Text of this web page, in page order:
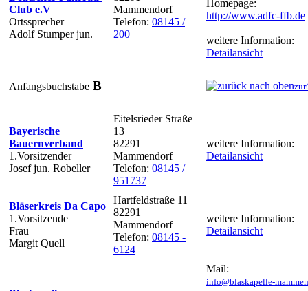
Club e.V
Ortssprecher
Adolf Stumper jun.
Mammendorf
Telefon: 08145 /
200
Homepage:
http://www.adfc-ffb.de
weitere Information:
Detailansicht
Anfangsbuchstabe B
Bayerische
Bauernverband
1.Vorsitzender
Josef jun. Robeller
Eitelsrieder Straße
13
82291
Mammendorf
Telefon: 08145 /
951737
weitere Information:
Detailansicht
Bläserkreis Da Capo
1.Vorsitzende
Frau
Margit Quell
Hartfeldstraße 11
82291
Mammendorf
Telefon: 08145 -
6124
weitere Information:
Detailansicht
Mail:
info@blaskapelle-